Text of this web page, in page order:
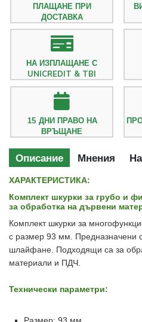
ПЛАЩАНЕ ПРИ
ДОСТАВКА
НА ИЗПЛАЩАНЕ С
UNICREDIT & TBI
15 ДНИ ПРАВО НА
ВРЪЩАНЕ
Описание Мнения
ХАРАКТЕРИСТИКА:
Комплект шкурки за грубо и
за обработка на дървени
Комплект шкурки за
с размер 93 мм. Предназначени
шлайфане. Подходящи са за
материали и ПДЧ.
Технически параметри: